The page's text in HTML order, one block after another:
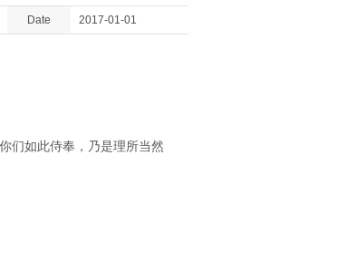
Date 2017-01-01
们如此侍奉，乃是理所当然